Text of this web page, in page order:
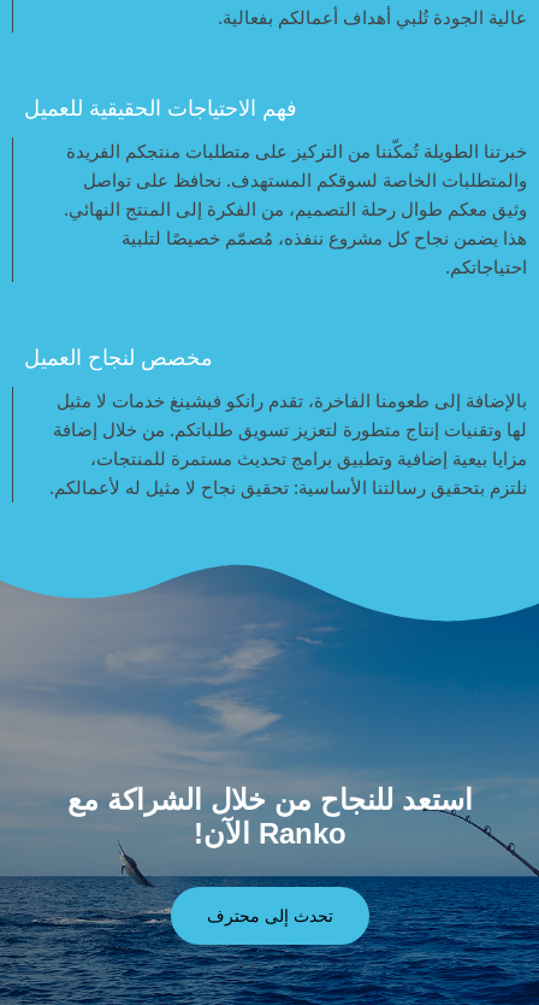
عالية الجودة تُلبي أهداف أعمالكم بفعالية.
فهم الاحتياجات الحقيقية للعميل
خبرتنا الطويلة تُمكّننا من التركيز على متطلبات منتجكم الفريدة
والمتطلبات الخاصة لسوقكم المستهدف. نحافظ على تواصل
وثيق معكم طوال رحلة التصميم، من الفكرة إلى المنتج النهائي.
هذا يضمن نجاح كل مشروع ننفذه، مُصمّم خصيصًا لتلبية
احتياجاتكم.
مخصص لنجاح العميل
بالإضافة إلى طعومنا الفاخرة، تقدم رانكو فيشينغ خدمات لا مثيل
لها وتقنيات إنتاج متطورة لتعزيز تسويق طلباتكم. من خلال إضافة
مزايا بيعية إضافية وتطبيق برامج تحديث مستمرة للمنتجات،
نلتزم بتحقيق رسالتنا الأساسية: تحقيق نجاح لا مثيل له لأعمالكم.
استعد للنجاح من خلال الشراكة مع
Ranko الآن!
تحدث إلى محترف